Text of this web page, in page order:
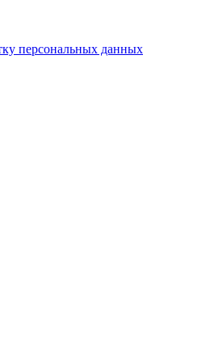
персональных данных